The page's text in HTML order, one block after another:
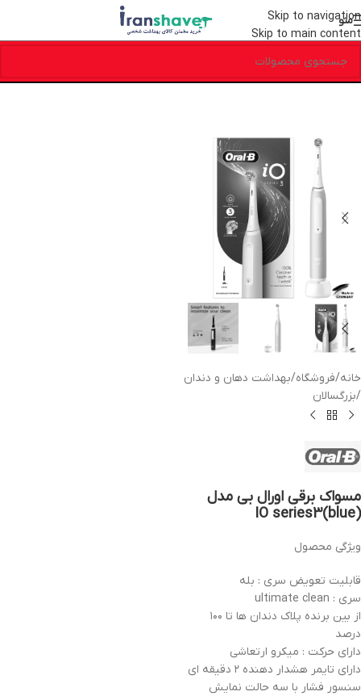
Skip to navigation
Skip to main content
منو
خانه/فروشگاه/بهداشت دهان و دندان
/بزرگسالان
مسواک برقی اورال بی مدل
(blue)IO series3
ویژگی محصول
قابلیت تعویض سری : بله
سری : ultimate clean
از بین برنده پلاک دندان ها تا ۱۰۰
درصد
دارای حرکت : میکرو ارتعاشی
دارای تایمر هشدار دهنده ۲ دقیقه ای
سنسور فشار با سه حالت نمایش